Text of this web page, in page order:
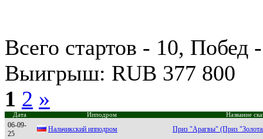
Всего стартов - 10,
Выигрыш: RUB 377 800
1 2 »
Дата Ипподром Название
06-09-
25
Haльчикcкий ипподpом Приз "Арагвы" (Приз